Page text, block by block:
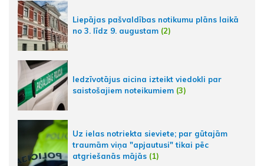
Liepājas pašvaldības notikumu plāns laikā
no 3. līdz 9. augustam (2)
Iedzīvotājus aicina izteikt viedokli par
saistošajiem noteikumiem (3)
Uz ielas notriekta sieviete; par gūtajām
traumām viņa "apjautusi" tikai pēc
atgriešanās mājās (1)